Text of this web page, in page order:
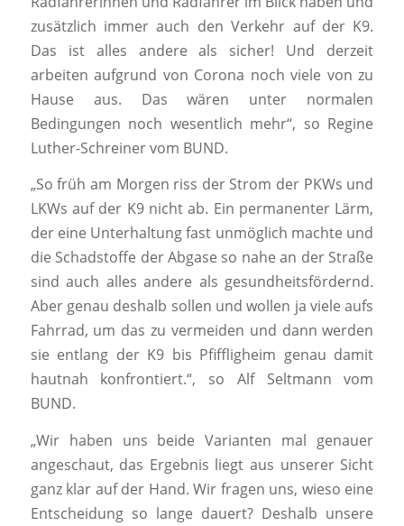
zusätzlich immer auch den Verkehr auf der K9.
Das ist alles andere als sicher! Und derzeit
arbeiten aufgrund von Corona noch viele von zu
Hause aus. Das wären unter normalen
Bedingungen noch wesentlich mehr“, so Regine
Luther-Schreiner vom BUND.
„So früh am Morgen riss der Strom der PKWs und
LKWs auf der K9 nicht ab. Ein permanenter Lärm,
der eine Unterhaltung fast unmöglich machte und
die Schadstoffe der Abgase so nahe an der Straße
sind auch alles andere als gesundheitsfördernd.
Aber genau deshalb sollen und wollen ja viele aufs
Fahrrad, um das zu vermeiden und dann werden
sie entlang der K9 bis Pfiffligheim genau damit
hautnah konfrontiert.“, so Alf Seltmann vom
BUND.
„Wir haben uns beide Varianten mal genauer
angeschaut, das Ergebnis liegt aus unserer Sicht
ganz klar auf der Hand. Wir fragen uns, wieso eine
Entscheidung so lange dauert? Deshalb unsere